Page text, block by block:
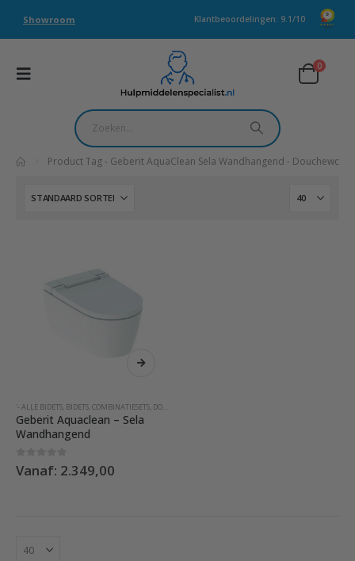
Showroom Klantbeoordelingen: 9.1/10
0
Product Tag - Geberit AquaClean Sela Wandhangend - Douchewc
product
variaties.
'- ALLE BIDETS BIDETS COMBINATIESETS DOUCHEWC'S MET AFSTANDSBEDIENING
Geberit Aquaclean – Sela
Wandhangend
0 out of 5
Vanaf: 2.349,00